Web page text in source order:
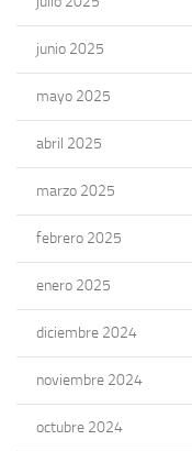
junio 2025
mayo 2025
abril 2025
marzo 2025
febrero 2025
enero 2025
diciembre 2024
noviembre 2024
octubre 2024